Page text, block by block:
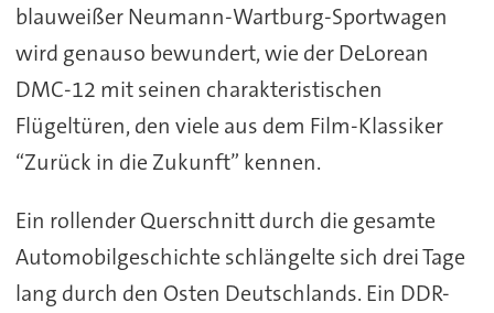
blauweißer Neumann-Wartburg-Sportwagen
wird genauso bewundert, wie der DeLorean
DMC-12 mit seinen charakteristischen
Flügeltüren, den viele aus dem Film-Klassiker
“Zurück in die Zukunft” kennen.
Ein rollender Querschnitt durch die gesamte
Automobilgeschichte schlängelte sich drei Tage
lang durch den Osten Deutschlands. Ein DDR-